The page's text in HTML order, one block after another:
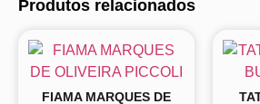
Produtos relacionados
FIAMA MARQUES DE